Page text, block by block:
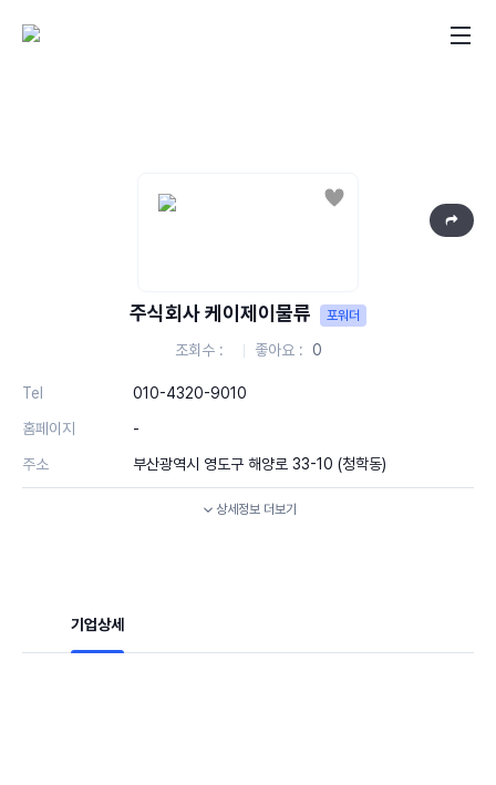
좋아요
주식회사 케이제이물류 포워더
조회수 좋아요 0
Tel
010-4320-9010
홈페이지
-
주소
부산광역시 영도구 해양로 33-10 (청학동)
상세정보 더보기
기업상세